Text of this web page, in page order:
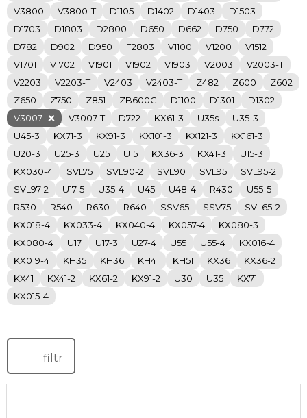
V3800
V3800-T D1105 D1402 D1403
D1503
D1703
D1803 D2800 D650 D662 D750
D772
D782
D902 D950 F2803 V1100 V1200
V1512
V1701
V1702 V1901 V1902 V1903 V2003
V2003-T
V2203
V2203-T V2403 V2403-T Z482 Z600
Z602
Z650
Z750 Z851 ZB600C D1100 D1301
D1302
V3007
V3007-T D722 KX61-3 U35s
U35-3
U45-3
KX71-3 KX91-3 KX101-3 KX121-3
KX161-3
U20-3
U25-3 U25 U15 KX36-3 KX41-3
U15-3
KX030-4
SVL75 SVL90-2 SVL90 SVL95
SVL95-2
SVL97-2
U17-5 U35-4 U45 U48-4 R430
U55-5
R530
R540 R630 R640 SSV65 SSV75
SVL65-2
KX018-4
KX033-4 KX040-4 KX057-4
KX080-3
KX080-4
U17 U17-3 U27-4 U55 U55-4
KX016-4
KX019-4
KH35 KH36 KH41 KH51 KX36
KX36-2
KX41
KX41-2 KX61-2 KX91-2 U30 U35
KX71
KX015-4
filtr